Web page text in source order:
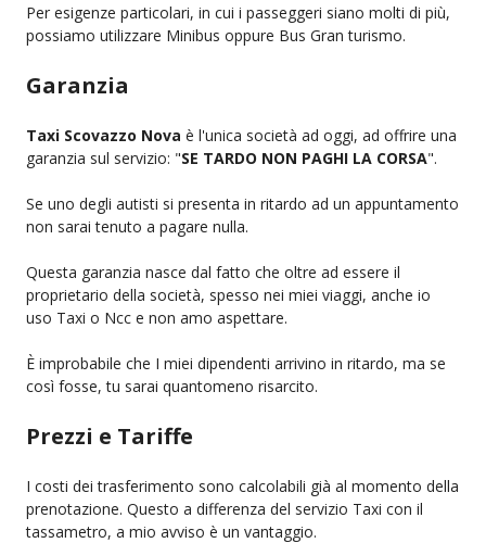
Per esigenze particolari, in cui i passeggeri siano molti di più,
possiamo utilizzare Minibus oppure Bus Gran turismo.
Garanzia
Taxi Scovazzo Nova è l'unica società ad oggi, ad offrire una
garanzia sul servizio: "SE TARDO NON PAGHI LA CORSA".
Se uno degli autisti si presenta in ritardo ad un appuntamento
non sarai tenuto a pagare nulla.
Questa garanzia nasce dal fatto che oltre ad essere il
proprietario della società, spesso nei miei viaggi, anche io
uso Taxi o Ncc e non amo aspettare.
È improbabile che I miei dipendenti arrivino in ritardo, ma se
così fosse, tu sarai quantomeno risarcito.
Prezzi e Tariffe
I costi dei trasferimento sono calcolabili già al momento della
prenotazione. Questo a differenza del servizio Taxi con il
tassametro, a mio avviso è un vantaggio.